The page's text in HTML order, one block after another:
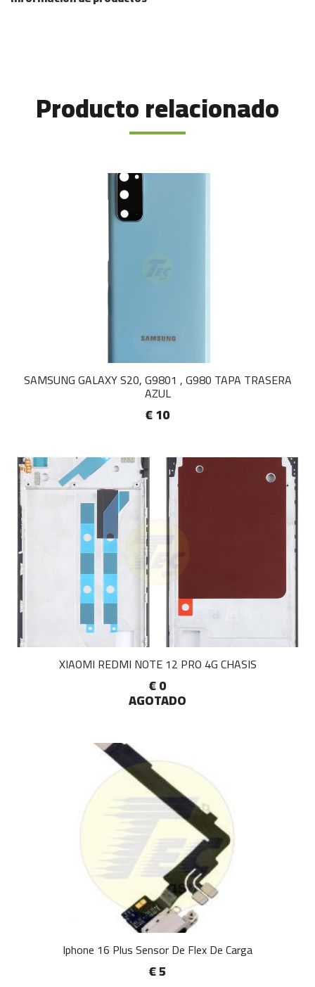
Producto relacionado
SAMSUNG GALAXY S20, G9801 , G980 TAPA TRASERA
AZUL
€ 10
XIAOMI REDMI NOTE 12 PRO 4G CHASIS
€ 0
AGOTADO
Iphone 16 Plus Sensor De Flex De Carga
€ 5